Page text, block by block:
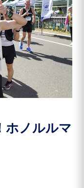
ホノルルマ